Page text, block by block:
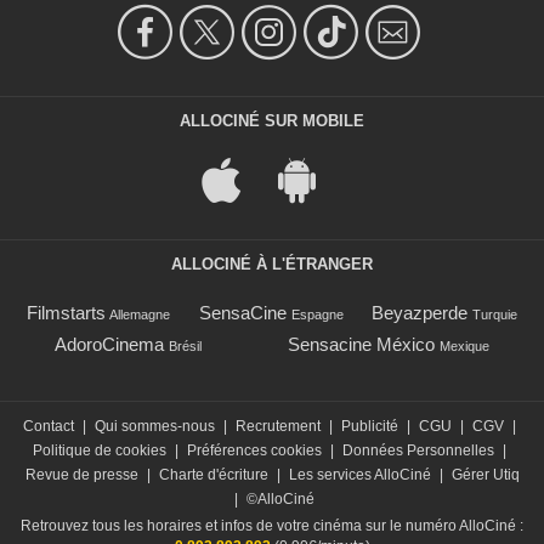
ALLOCINÉ SUR MOBILE
ALLOCINÉ À L'ÉTRANGER
Filmstarts Allemagne SensaCine Espagne Beyazperde Turquie
AdoroCinema Brésil Sensacine México Mexique
Contact Qui sommes-nous Recrutement Publicité CGU CGV
Politique de cookies
Préférences cookies Données Personnelles
Revue de presse
Charte d'écriture Les services AlloCiné
Gérer Utiq
©AlloCiné
Retrouvez tous les horaires et infos de votre cinéma sur le numéro AlloCiné :